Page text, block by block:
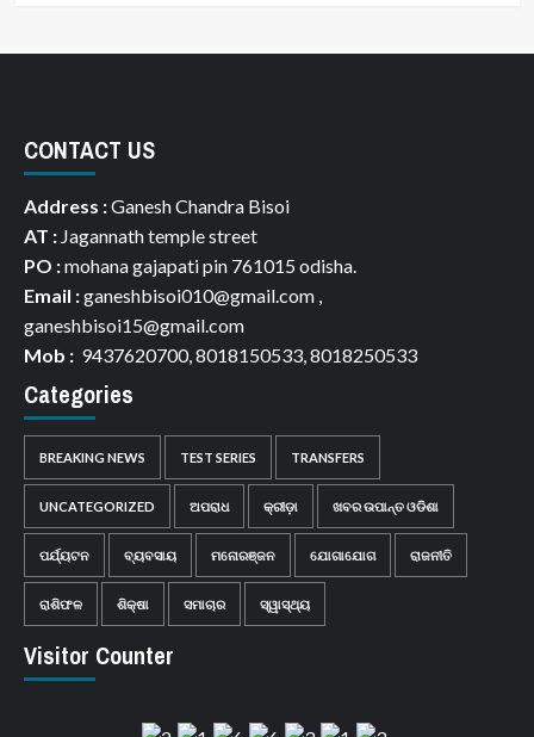
CONTACT US
Address :Ganesh Chandra Bisoi
AT : Jagannath temple street
PO :mohana gajapati pin 761015 odisha.
Email :ganeshbisoi010@gmail.com ,
ganeshbisoi15@gmail.com
Mob : 9437620700, 8018150533, 8018250533
Categories
BREAKING NEWS TEST SERIES TRANSFERS
UNCATEGORIZED ଅପରାଧ କ୍ରୀଡ଼ା ଖବର ଉପାନ୍ତ ଓଡିଶା
ପର୍ଯ୍ୟଟନ ବ୍ୟବସାୟ ମନୋରଞ୍ଜନ ଯୋଗାଯୋଗ ରାଜନୀତି
ରାଶିଫଳ ଶିକ୍ଷା ସମାଚାର ସ୍ୱାସ୍ଥ୍ୟ
Visitor Counter